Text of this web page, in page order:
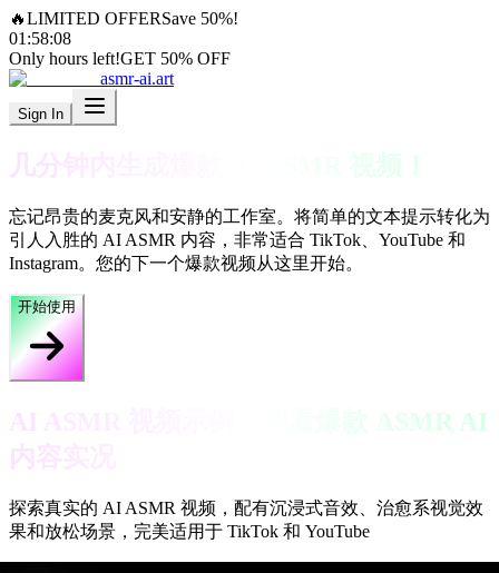
🔥LIMITED OFFERSave 50%!
01 :57:59
Only hours left!GET 50% OFF
asmr-ai.art
Sign In
几分钟内生成爆款 AI ASMR 视频！
忘记昂贵的麦克风和安静的工作室。将简单的文本提示转化为
引人入胜的 AI ASMR 内容，非常适合 TikTok、YouTube 和
Instagram。您的下一个爆款视频从这里开始。
开始使用
AI ASMR 视频示例：观看爆款 ASMR AI
内容实况
探索真实的 AI ASMR 视频，配有沉浸式音效、治愈系视觉效
果和放松场景，完美适用于 TikTok 和 YouTube